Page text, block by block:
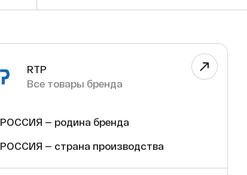
RTP
Все товары бренда
РОССИЯ — родина бренда
РОССИЯ — страна производства